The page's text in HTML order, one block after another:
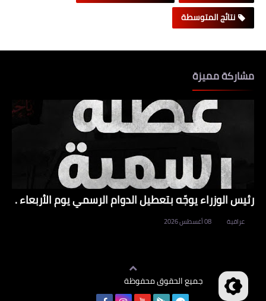
نتائج المتوسطة
مشاركة مميزة
رئيس الوزراء يوجّه بتعطيل الدوام الرسمي يوم الأربعاء .
عراقية 08 أغسطس 2026
جميع الحقوق محفوظة